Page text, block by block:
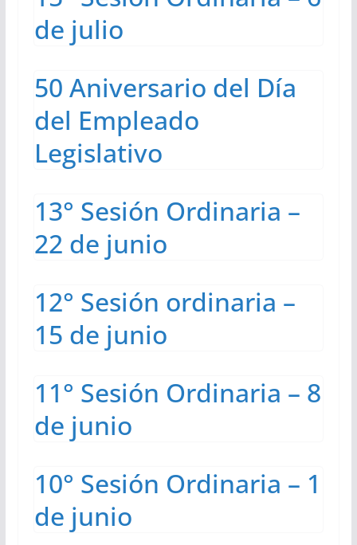
de julio
50 Aniversario del Día
del Empleado
Legislativo
13° Sesión Ordinaria –
22 de junio
12° Sesión ordinaria –
15 de junio
11° Sesión Ordinaria – 8
de junio
10° Sesión Ordinaria – 1
de junio